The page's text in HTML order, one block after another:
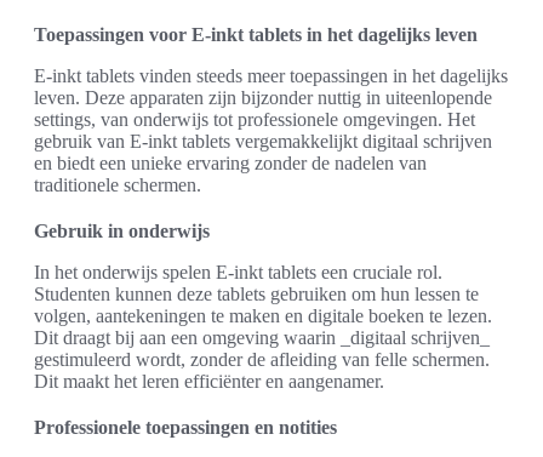
Toepassingen voor E-inkt tablets in het dagelijks leven
E-inkt tablets vinden steeds meer toepassingen in het dagelijks
leven. Deze apparaten zijn bijzonder nuttig in uiteenlopende
settings, van onderwijs tot professionele omgevingen. Het
gebruik van E-inkt tablets vergemakkelijkt digitaal schrijven
en biedt een unieke ervaring zonder de nadelen van
traditionele schermen.
Gebruik in onderwijs
In het onderwijs spelen E-inkt tablets een cruciale rol.
Studenten kunnen deze tablets gebruiken om hun lessen te
volgen, aantekeningen te maken en digitale boeken te lezen.
Dit draagt bij aan een omgeving waarin _digitaal schrijven_
gestimuleerd wordt, zonder de afleiding van felle schermen.
Dit maakt het leren efficiënter en aangenamer.
Professionele toepassingen en notities